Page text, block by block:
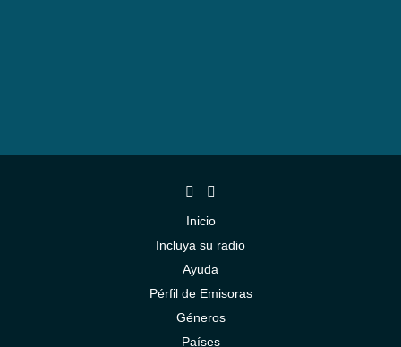
Inicio
Incluya su radio
Ayuda
Pérfil de Emisoras
Géneros
Países